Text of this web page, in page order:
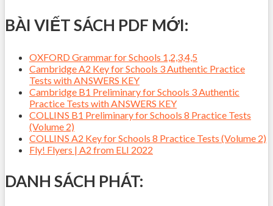
BÀI VIẾT SÁCH PDF MỚI:
OXFORD Grammar for Schools 1,2,3,4,5
Cambridge A2 Key for Schools 3 Authentic Practice
Tests with ANSWERS KEY
Cambridge B1 Preliminary for Schools 3 Authentic
Practice Tests with ANSWERS KEY
COLLINS B1 Preliminary for Schools 8 Practice Tests
(Volume 2)
COLLINS A2 Key for Schools 8 Practice Tests (Volume 2)
Fly! Flyers | A2 from ELI 2022
DANH SÁCH PHÁT: